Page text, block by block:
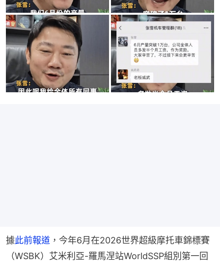
據此前報道 ，今年6月在2026世界超級摩托車錦標賽
（WSBK）艾米利亞-羅馬涅站WorldSSP組別第一回